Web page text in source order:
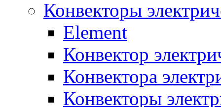
Конвекторы
Element
Конвектор
Конвектора
Конвекторы